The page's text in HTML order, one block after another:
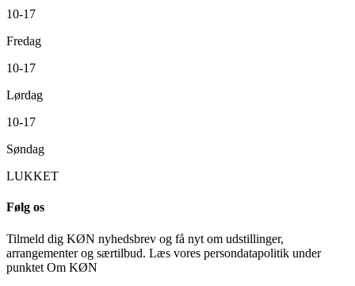
10-17
Fredag
10-17
Lørdag
10-17
Søndag
LUKKET
Følg os
Tilmeld dig KØN nyhedsbrev og få nyt om udstillinger,
arrangementer og særtilbud. Læs vores persondatapolitik under
punktet Om KØN